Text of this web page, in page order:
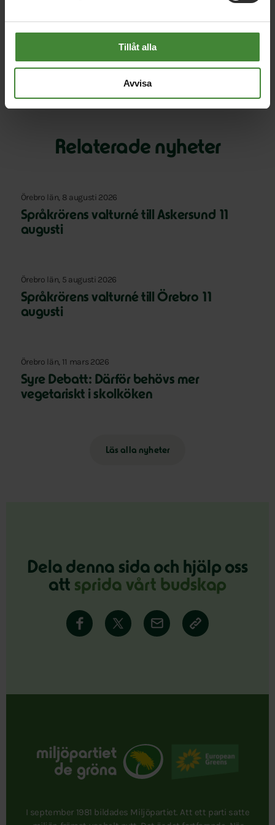
Tillåt alla
Avvisa
https://www.vlt.se/2025-11-20/mp-vi-vet-vad-svensk-
skola-behover/
Relaterade nyheter
Örebro län, 8 augusti 2026
Språkrörens valturné till Askersund 11
augusti
Örebro län, 5 augusti 2026
Språkrörens valturné till Örebro 11
augusti
Örebro län, 11 mars 2026
Syre Debatt: Därför behövs mer
vegetariskt i skolköken
Läs alla nyheter
Dela denna sida och hjälp oss
att sprida vårt budskap
I september 1981 bildades Miljöpartiet. Att ett parti satte